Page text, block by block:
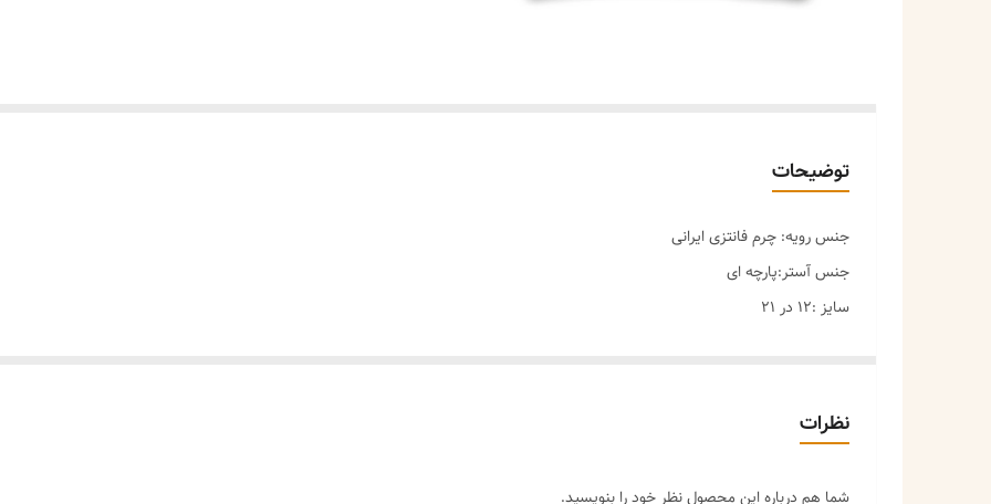
توضیحات
جنس رویه: چرم فانتزی ایرانی
جنس آستر:پارچه ای
سایز :12 در 21
_با آب شسته نشود،برای تمیز کردن محصول میتوانید ابتدا محصول را با یک دستمال مرطوب تمیز نمایید سپس با یک دستمال خشک رطوبت را
_از اسپری کردن و پاک کردن محصول با پاک‌کننده های الکلی پرهیز شود.
نظرات
شما هم درباره این محصول نظر خود را بنویسید.